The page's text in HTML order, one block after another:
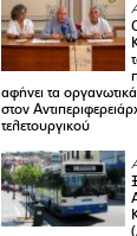
αφήνει τα
στον
τελετουργικού